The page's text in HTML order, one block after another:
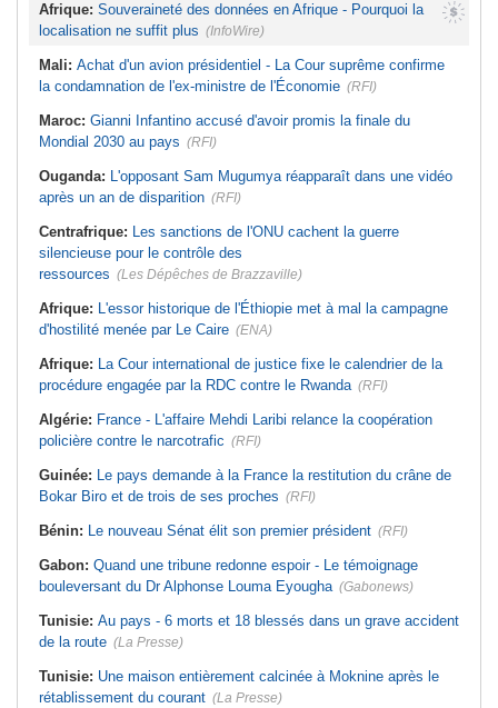
Afrique: Souveraineté des données en Afrique - Pourquoi la
localisation ne suffit plus (InfoWire)
Mali: Achat d'un avion présidentiel - La Cour suprême confirme
la condamnation de l'ex-ministre de l'Économie (RFI)
Maroc: Gianni Infantino accusé d'avoir promis la finale du
Mondial 2030 au pays (RFI)
Ouganda: L'opposant Sam Mugumya réapparaît dans une vidéo
après un an de disparition (RFI)
Centrafrique: Les sanctions de l'ONU cachent la guerre
silencieuse pour le contrôle des
ressources (Les Dépêches de Brazzaville)
Afrique: L'essor historique de l'Éthiopie met à mal la campagne
d'hostilité menée par Le Caire (ENA)
Afrique: La Cour international de justice fixe le calendrier de la
procédure engagée par la RDC contre le Rwanda (RFI)
Algérie: France - L'affaire Mehdi Laribi relance la coopération
policière contre le narcotrafic (RFI)
Guinée: Le pays demande à la France la restitution du crâne de
Bokar Biro et de trois de ses proches (RFI)
Bénin: Le nouveau Sénat élit son premier président (RFI)
Gabon: Quand une tribune redonne espoir - Le témoignage
bouleversant du Dr Alphonse Louma Eyougha (Gabonews)
Tunisie: Au pays - 6 morts et 18 blessés dans un grave accident
de la route (La Presse)
Tunisie: Une maison entièrement calcinée à Moknine après le
rétablissement du courant (La Presse)